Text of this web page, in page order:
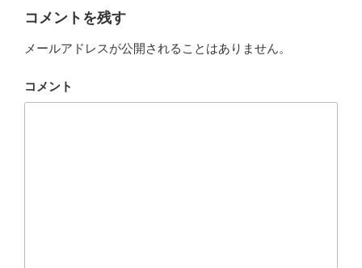
コメントを残す
メールアドレスが公開されることはありません。
コメント